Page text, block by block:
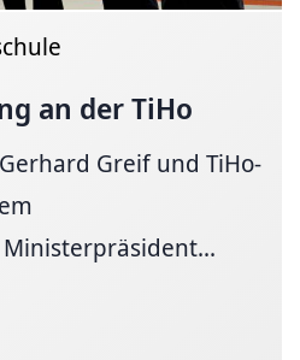
an der TiHo
Greif und TiHo-